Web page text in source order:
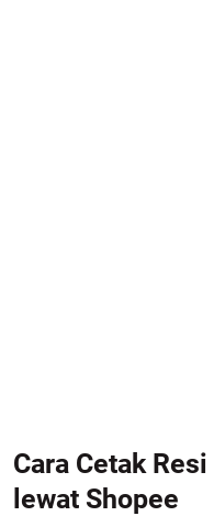
Cara Cetak
lewat Shopee